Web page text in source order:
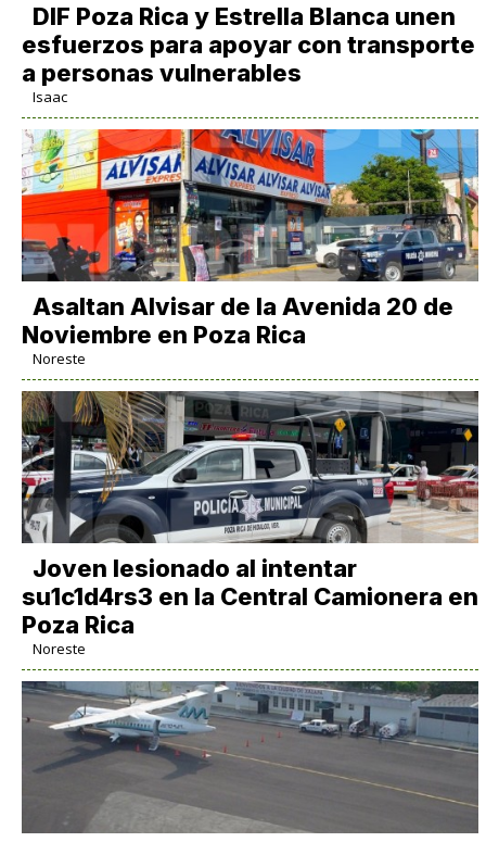
DIF Poza Rica y Estrella Blanca unen
esfuerzos para apoyar con transporte
a personas vulnerables
Isaac
Asaltan Alvisar de la Avenida 20 de
Noviembre en Poza Rica
Noreste
Joven lesionado al intentar
su1c1d4rs3 en la Central Camionera en
Poza Rica
Noreste